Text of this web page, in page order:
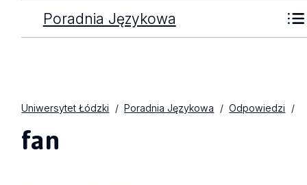
Poradnia Językowa
Uniwersytet Łódzki Poradnia Językowa Odpowiedzi
fan